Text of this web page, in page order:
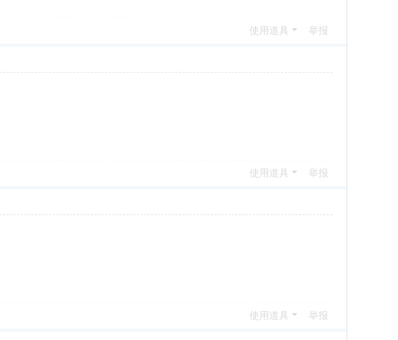
使用道具 举报
使用道具 举报
使用道具 举报